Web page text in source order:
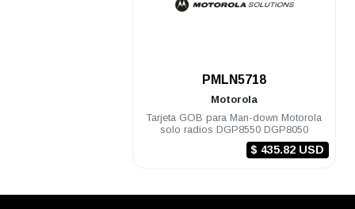
PMLN5718
Motorola
Tarjeta GOB para Man-down Motorola
solo radios DGP8550 DGP8050
$ 435.82 USD